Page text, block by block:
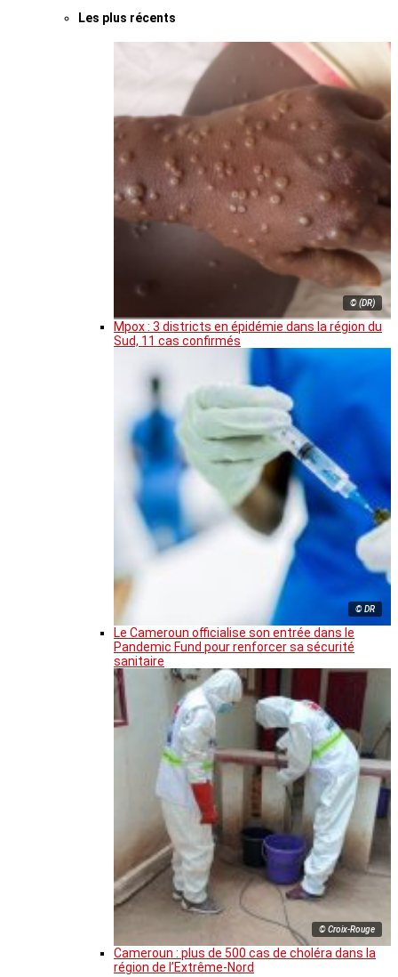
Les plus récents
© (DR)
Mpox : 3 districts en épidémie dans la région du
Sud, 11 cas confirmés
© DR
Le Cameroun officialise son entrée dans le
Pandemic Fund pour renforcer sa sécurité
sanitaire
© Croix-Rouge
Cameroun : plus de 500 cas de choléra dans la
région de l’Extrême-Nord